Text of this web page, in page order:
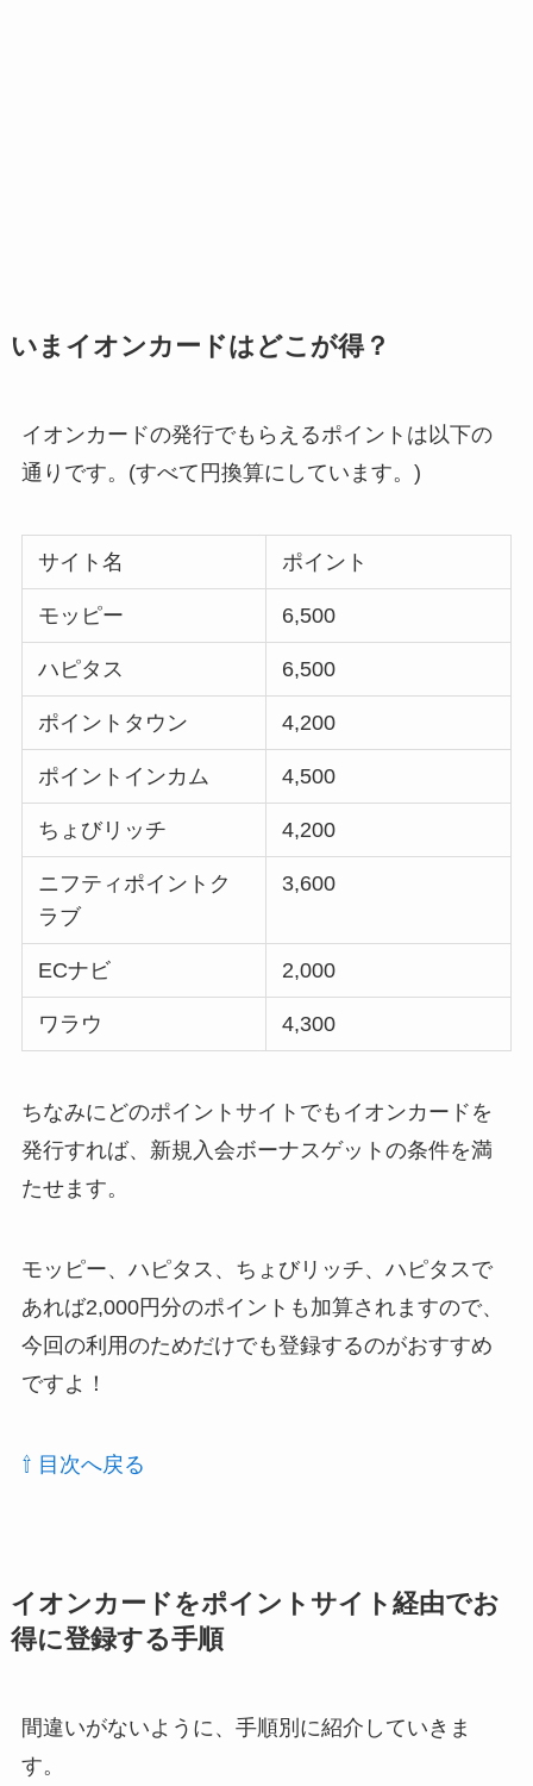
いまイオンカードはどこが得？
イオンカードの発行でもらえるポイントは以下の
通りです。(すべて円換算にしています。)
サイト名 ポイント
モッピー 6,500
ハピタス 6,500
ポイントタウン 4,200
ポイントインカム 4,500
ちょびリッチ 4,200
ニフティポイントク
ラブ
3,600
ECナビ 2,000
ワラウ 4,300
ちなみにどのポイントサイトでもイオンカードを
発行すれば、新規入会ボーナスゲットの条件を満
たせます。
モッピー、ハピタス、ちょびリッチ、ハピタスで
あれば2,000円分のポイントも加算されますので、
今回の利用のためだけでも登録するのがおすすめ
ですよ！
⇧ 目次へ戻る
イオンカードをポイントサイト経由でお
得に登録する手順
間違いがないように、手順別に紹介していきま
す。